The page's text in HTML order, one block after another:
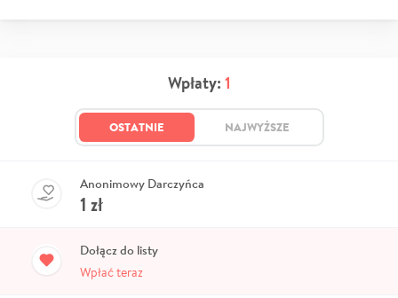
Wpłaty: 1
OSTATNIE NAJWYŻSZE
Anonimowy Darczyńca
1 zł
Dołącz do listy
Wpłać teraz